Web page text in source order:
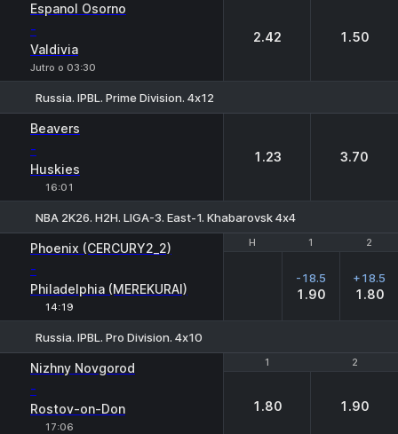
Espanol Osorno
-
Valdivia
Jutro o 03:30
2.42 1.50
Russia. IPBL. Prime Division. 4х12
Beavers
-
Huskies
16:01
1.23 3.70
NBA 2K26. H2H. LIGA-3. East-1. Khabarovsk 4х4
H 1 2
Phoenix (CERCURY2_2)
-
Philadelphia (MEREKURAI)
14:19
H 1 2
-18.5
1.90
+18.5
1.80
Russia. IPBL. Pro Division. 4х10
1 2
Nizhny Novgorod
-
Rostov-on-Don
17:06
1 2
1.80 1.90